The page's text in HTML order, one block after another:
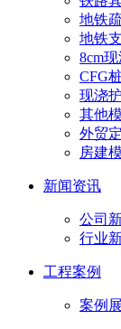
地铁
地铁
8cm
CFG
现浇
其他
外贸
房建
新闻资讯
公司
行业
工程案例
案例